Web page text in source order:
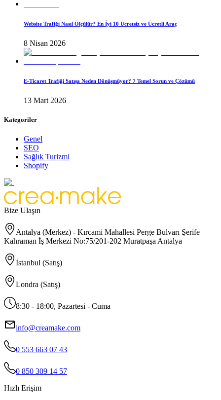
Website Trafiği Nasıl Ölçülür? En İyi 10 Ücretsiz ve Ücretli Araç
8 Nisan 2026
E-Ticaret Trafiği Satışa Neden Dönüşmüyor? 7 Temel Sorun ve Çözümü
13 Mart 2026
Kategoriler
Genel
SEO
Sağlık Turizmi
Shopify
Bize Ulaşın
Antalya (Merkez) - Kırcami Mahallesi Perge Bulvarı Şerife
Kahraman İş Merkezi No:75/201-202 Muratpaşa Antalya
İstanbul (Satış)
Londra (Satış)
8:30 - 18:00, Pazartesi - Cuma
info@creamake.com
0 553 663 07 43
0 850 309 14 57
Hızlı Erişim